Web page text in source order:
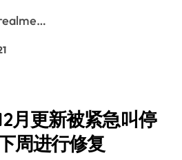
月更新被紧急叫停
周进行修复